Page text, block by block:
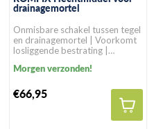
drainagemortel
Onmisbare schakel tussen tegel
en drainagemortel | Voorkomt
losliggende bestrating |
bestratingssoorten
Morgen verzonden!
€66,95